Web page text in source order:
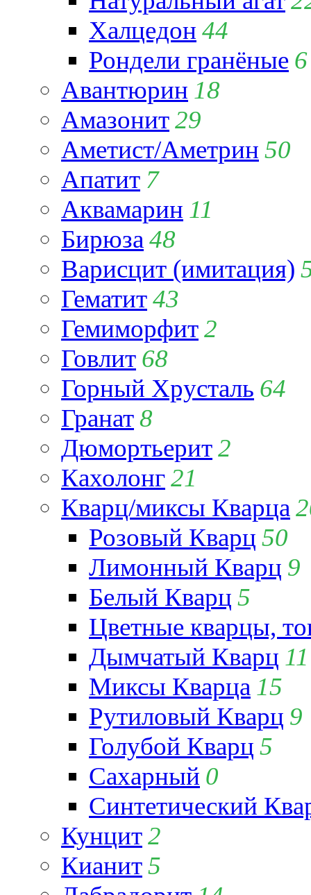
Халцедон 44
Рондели гранёные 6
Авантюрин 18
Амазонит29
Аметист/Аметрин 50
Апатит 7
Аквамарин 11
Бирюза 48
Варисцит (имитация)
Гематит43
Гемиморфит2
Говлит 68
Горный Хрусталь 64
Гранат8
Дюмортьерит2
Кахолонг21
Кварц/миксы Кварца
Розовый Кварц 50
Лимонный Кварц 9
Белый Кварц 5
Цветные кварцы,
Дымчатый Кварц 11
Миксы Кварца 15
Рутиловый Кварц 9
Голубой Кварц 5
Сахарный 0
Синтетический
Кунцит2
Кианит5